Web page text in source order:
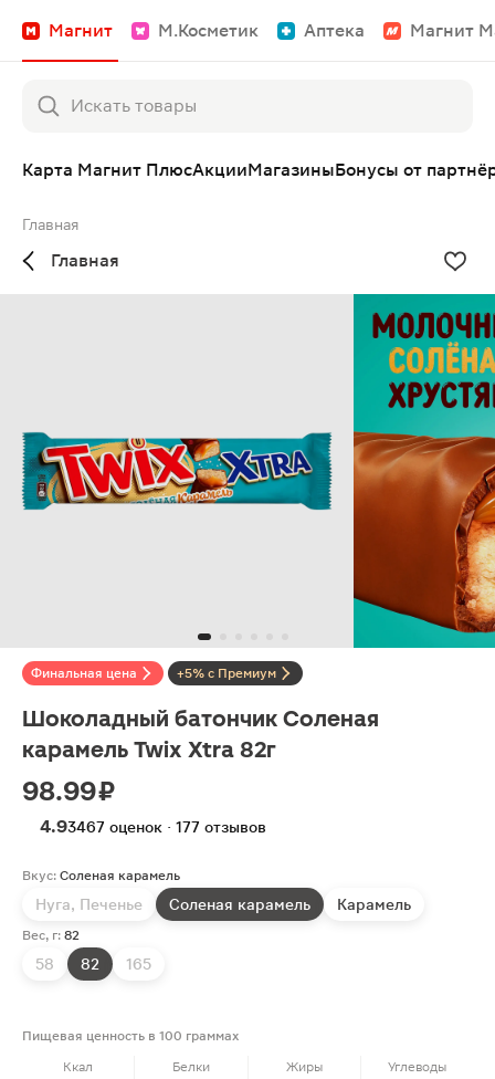
Магнит М.Косметик Аптека Магнит
Карта Магнит ПлюсАкцииМагазиныБонусы от
Главная
Главная
Финальная цена +5% с Премиум
Шоколадный батончик Соленая
карамель Twix Xtra 82г
98.99 ₽
4.93467 оценок · 177 отзывов
Вкус: Соленая карамель
Нуга, Печенье Соленая карамель Карамель
Вес, г: 82
58 82 165
Пищевая ценность в 100 граммах
Ккал
Белки Жиры Углеводы